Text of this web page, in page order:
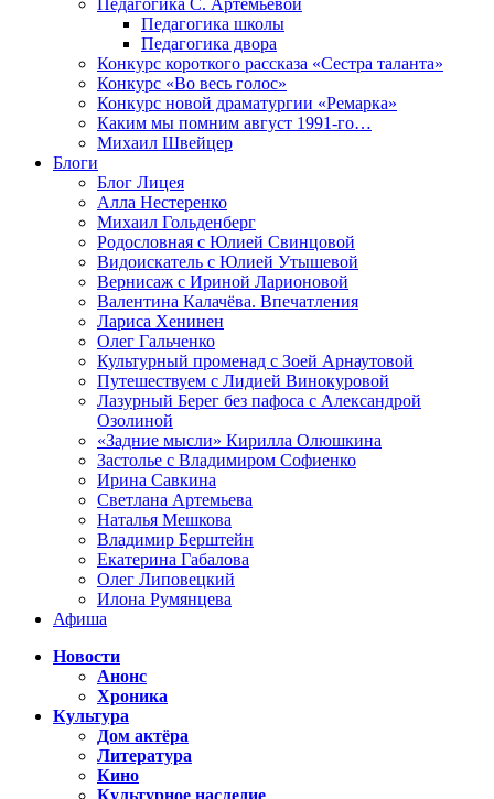
Педагогика С. Артемьевой
Педагогика школы
Педагогика двора
Конкурс короткого рассказа «Сестра таланта»
Конкурс «Во весь голос»
Конкурс новой драматургии «Ремарка»
Каким мы помним август 1991-го…
Михаил Швейцер
Блоги
Блог Лицея
Алла Нестеренко
Михаил Гольденберг
Родословная с Юлией Свинцовой
Видоискатель с Юлией Утышевой
Вернисаж с Ириной Ларионовой
Валентина Калачёва. Впечатления
Лариса Хенинен
Олег Гальченко
Культурный променад с Зоей Арнаутовой
Путешествуем с Лидией Винокуровой
Лазурный Берег без пафоса с Александрой
Озолиной
«Задние мысли» Кирилла Олюшкина
Застолье с Владимиром Софиенко
Ирина Савкина
Светлана Артемьева
Наталья Мешкова
Владимир Берштейн
Екатерина Габалова
Олег Липовецкий
Илона Румянцева
Афиша
Новости
Анонс
Хроника
Культура
Дом актёра
Литература
Кино